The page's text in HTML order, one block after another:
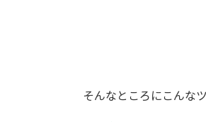
そんなところにこんな